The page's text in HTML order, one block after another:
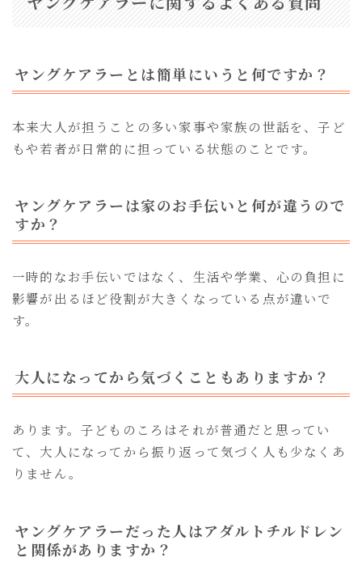
ヤングケアラーとは簡単にいうと何ですか？
本来大人が担うことの多い家事や家族の世話を、子ど
もや若者が日常的に担っている状態のことです。
ヤングケアラーは家のお手伝いと何が違うので
すか？
一時的なお手伝いではなく、生活や学業、心の負担に
影響が出るほど役割が大きくなっている点が違いで
す。
大人になってから気づくこともありますか？
あります。子どものころはそれが普通だと思ってい
て、大人になってから振り返って気づく人も少なくあ
りません。
ヤングケアラーだった人はアダルトチルドレン
と関係がありますか？